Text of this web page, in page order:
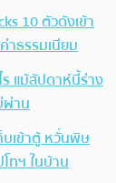
10 ตัวดังเข้า
ธรรมเนียม
ร แม้สัปดาห์นี้ร่าง
ผ่าน
บเข้าตู้ หวั่นพิษ
ทฯ ในบ้าน